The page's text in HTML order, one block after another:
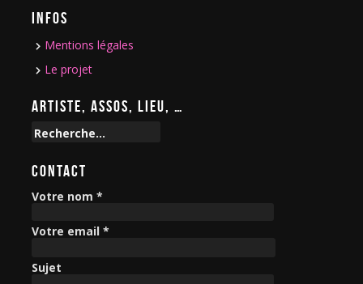
INFOS
Mentions légales
Le projet
ARTISTE, ASSOS, LIEU, …
R
c
h
e
c
r
CONTACT
Votre nom *
Votre email *
Sujet